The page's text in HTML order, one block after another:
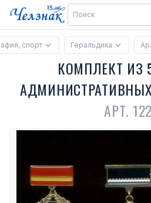
спорт Геральдика
КОМПЛЕКТ ИЗ
АРТ.